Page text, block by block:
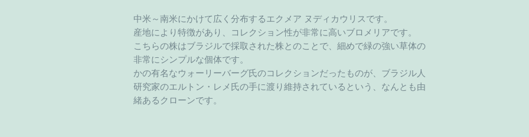
中米～南米にかけて広く分布するエクメア ヌディカウリスです。
産地により特徴があり、コレクション性が非常に高いブロメリアです。
こちらの株はブラジルで採取された株とのことで、細めで緑の強い草体の
非常にシンプルな個体です。
かの有名なウォーリーバーグ氏のコレクションだったものが、ブラジル人
研究家のエルトン・レメ氏の手に渡り維持されているという、なんとも由
緒あるクローンです。